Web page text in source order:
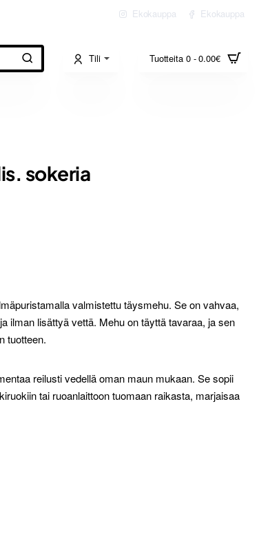
Ekokauppa Ekokauppa
Tili Tuotteita 0 - 0.00€
sokeria
valmistettu täysmehu. Se on vahvaa,
ilman lisättyä vettä. Mehu on täyttä tavaraa, ja sen
tuotteen.
reilusti vedellä oman maun mukaan. Se sopii
tai ruoanlaittoon tuomaan raikasta, marjaisaa